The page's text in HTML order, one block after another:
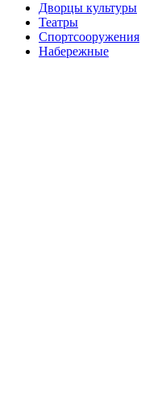
Дворцы культуры
Театры
Спортсооружения
Набережные